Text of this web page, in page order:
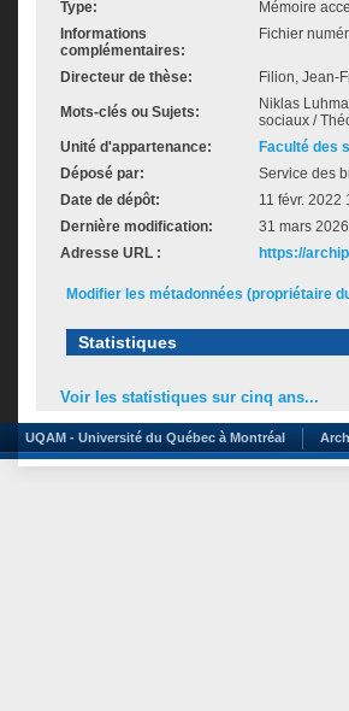
Type:
Mémoire
Informations
complémentaires:
Fichier
Directeur de thèse: Filion, Jean-
Mots-clés ou Sujets:
Niklas
sociaux /
Unité d'appartenance:
Faculté des
Déposé par:
Service des
Date de dépôt:
11 févr. 2022
Dernière modification:
31 mars
Adresse URL :
https://
Modifier les métadonnées (propriétaire
Statistiques
Voir les statistiques sur cinq ans...
UQAM - Université du Québec à Montréal